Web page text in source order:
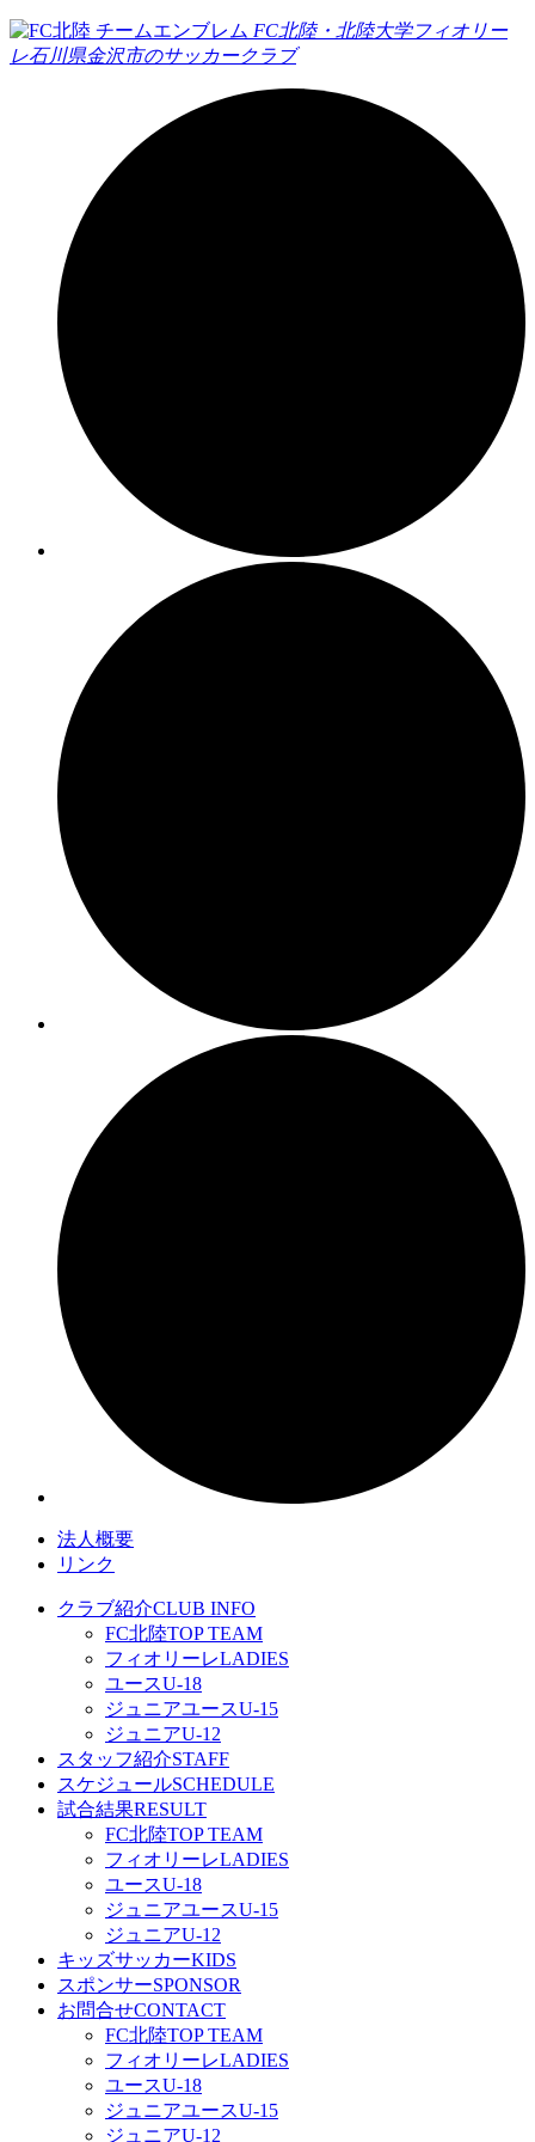
FC北陸・北陸大学フィオリー
レ石川県金沢市のサッカークラブ
法人概要
リンク
クラブ紹介CLUB INFO
FC北陸TOP TEAM
フィオリーレLADIES
ユースU-18
ジュニアユースU-15
ジュニアU-12
スタッフ紹介STAFF
スケジュールSCHEDULE
試合結果RESULT
FC北陸TOP TEAM
フィオリーレLADIES
ユースU-18
ジュニアユースU-15
ジュニアU-12
キッズサッカーKIDS
スポンサーSPONSOR
お問合せCONTACT
FC北陸TOP TEAM
フィオリーレLADIES
ユースU-18
ジュニアユースU-15
ジュニアU-12